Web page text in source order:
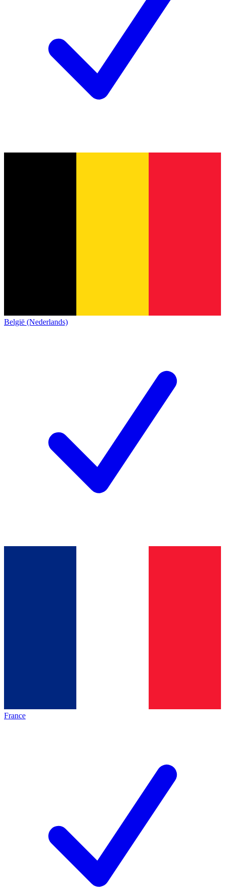
België (Nederlands)
France